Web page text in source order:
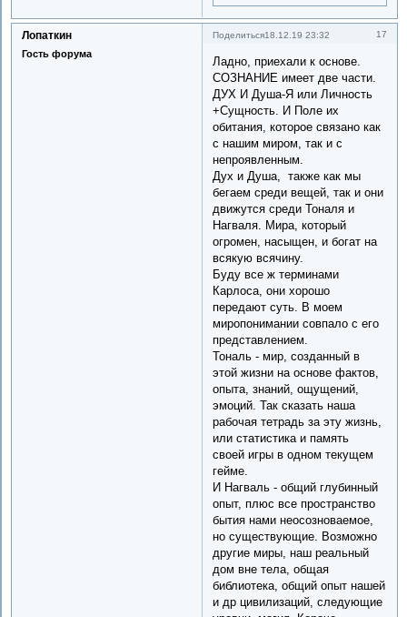
Поделиться 17
18.12.19 23:32
Лопаткин
Гость форума
Ладно, приехали к основе.
СОЗНАНИЕ имеет две части.
ДУХ И Душа-Я или Личность
+Сущность. И Поле их
обитания, которое связано как
с нашим миром, так и с
непроявленным.
Дух и Душа, также как мы
бегаем среди вещей, так и они
движутся среди Тоналя и
Нагваля. Мира, который
огромен, насыщен, и богат на
всякую всячину.
Буду все ж терминами
Карлоса, они хорошо
передают суть. В моем
миропонимании совпало с его
представлением.
Тональ - мир, созданный в
этой жизни на основе фактов,
опыта, знаний, ощущений,
эмоций. Так сказать наша
рабочая тетрадь за эту жизнь,
или статистика и память
своей игры в одном текущем
гейме.
И Нагваль - общий глубинный
опыт, плюс все пространство
бытия нами неосозноваемое,
но существующие. Возможно
другие миры, наш реальный
дом вне тела, общая
библиотека, общий опыт нашей
и др цивилизаций, следующие